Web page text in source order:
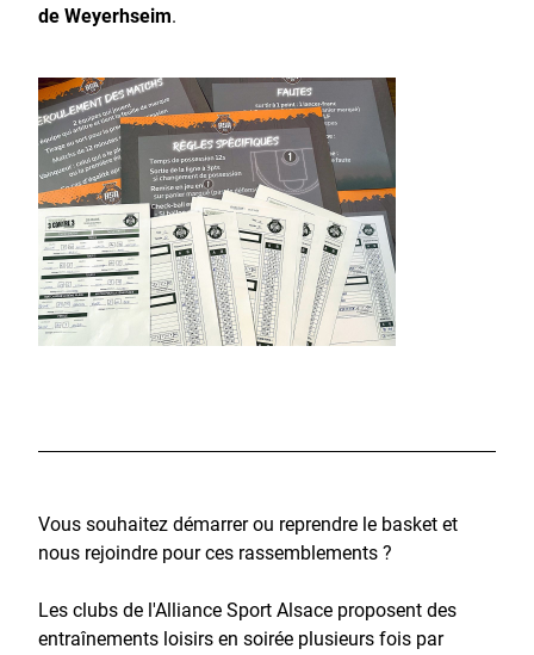
de Weyerhseim.
Vous souhaitez démarrer ou reprendre le basket et
nous rejoindre pour ces rassemblements ?
Les clubs de l'Alliance Sport Alsace proposent des
entraînements loisirs en soirée plusieurs fois par